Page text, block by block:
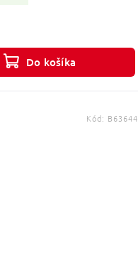
Do košíka
Kód: B63644